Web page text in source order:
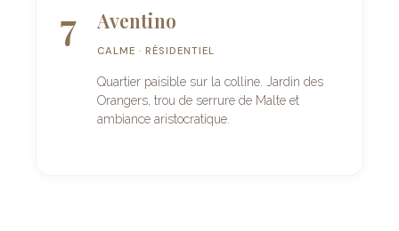
7 Aventino
CALME · RÉSIDENTIEL
Quartier paisible sur la colline. Jardin des
Orangers, trou de serrure de Malte et
ambiance aristocratique.